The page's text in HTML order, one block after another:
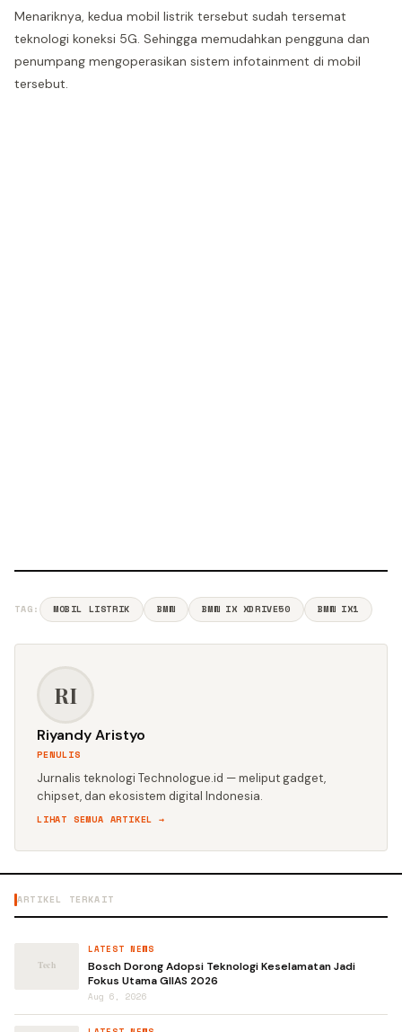
Menariknya, kedua mobil listrik tersebut sudah tersemat
teknologi koneksi 5G. Sehingga memudahkan pengguna dan
penumpang mengoperasikan sistem infotainment di mobil
tersebut.
TAG: MOBIL LISTRIK BMW BMW IX XDRIVE50 BMW IX1
RI
Riyandy Aristyo
PENULIS
Jurnalis teknologi Technologue.id — meliput gadget,
chipset, dan ekosistem digital Indonesia.
LIHAT SEMUA ARTIKEL →
ARTIKEL TERKAIT
LATEST NEWS
Bosch Dorong Adopsi Teknologi Keselamatan Jadi
Fokus Utama GIIAS 2026
Aug 6, 2026